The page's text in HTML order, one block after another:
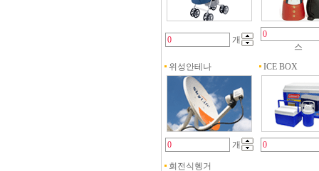
개
스
위성안테나
ICE BOX
개
회전식헹거